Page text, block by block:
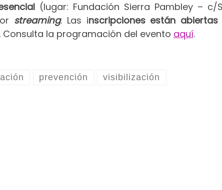
(lugar: Fundación Sierra Pambley – c/
streaming. Las inscripciones están abiertas
Consulta la programación del evento aquí.
prevención visibilización